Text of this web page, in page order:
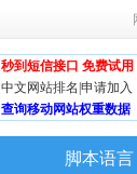
秒到短信接口 免费试用
中文网站排名|申请加入
查询移动网站权重数据
脚本语言